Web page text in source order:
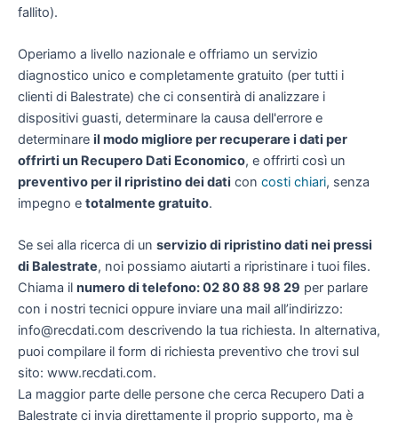
fallito).
Operiamo a livello nazionale e offriamo un servizio
diagnostico unico e completamente gratuito (per tutti i
clienti di Balestrate) che ci consentirà di analizzare i
dispositivi guasti, determinare la causa dell'errore e
determinare il modo migliore per recuperare i dati per
offrirti un Recupero Dati Economico, e offrirti così un
preventivo per il ripristino dei dati con costi chiari, senza
impegno e totalmente gratuito.
Se sei alla ricerca di un servizio di ripristino dati nei pressi
di Balestrate, noi possiamo aiutarti a ripristinare i tuoi files.
Chiama il numero di telefono: 02 80 88 98 29 per parlare
con i nostri tecnici oppure inviare una mail all’indirizzo:
info@recdati.com descrivendo la tua richiesta. In alternativa,
puoi compilare il form di richiesta preventivo che trovi sul
sito: www.recdati.com.
La maggior parte delle persone che cerca Recupero Dati a
Balestrate ci invia direttamente il proprio supporto, ma è